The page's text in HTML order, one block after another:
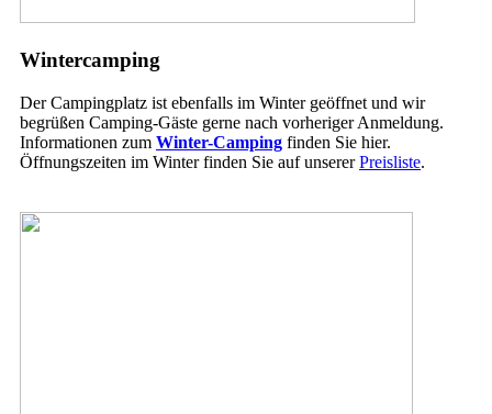
Wintercamping
Der Campingplatz ist ebenfalls im Winter geöffnet und wir
begrüßen Camping-Gäste gerne nach vorheriger Anmeldung.
Informationen zum Winter-Camping finden Sie hier.
Öffnungszeiten im Winter finden Sie auf unsererPreisliste.